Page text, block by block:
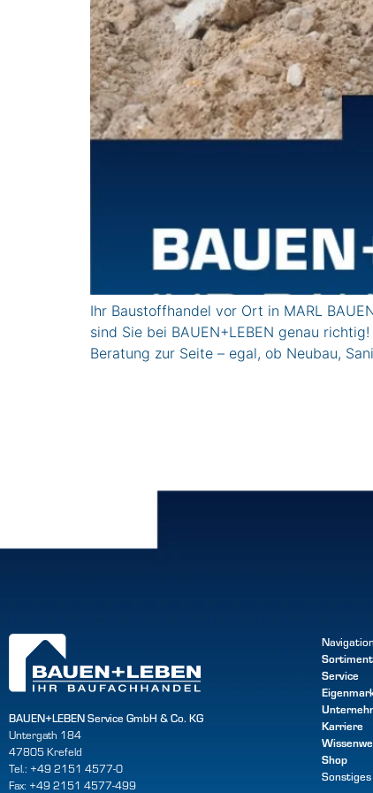
Ihr Baustoffhandel vor Ort in MARL
sind Sie bei BAUEN+LEBEN genau
Beratung zur Seite – egal, ob Neubau,
BAUEN+LEBEN Service GmbH & Co. KG
Untergath 184
47805 Krefeld
Tel.: +49 2151 4577-0
Fax: +49 2151 4577-499
Navigation
Sortiment
Service
Karriere
Shop
Sonstiges